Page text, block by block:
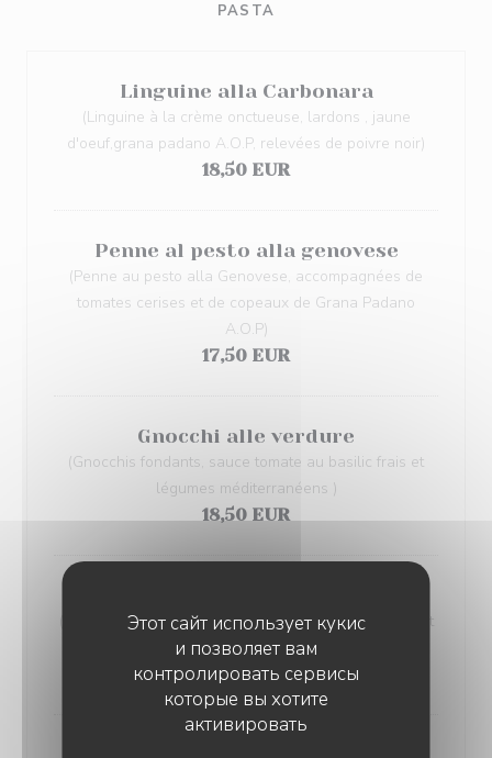
Этот сайт использует кукис
и позволяет вам
контролировать сервисы
которые вы хотите
активировать
PASTA
Linguine alla Carbonara
(Linguine à la crème onctueuse, lardons , jaune
d'oeuf,grana padano A.O.P, relevées de poivre noir)
18,50 EUR
Penne al pesto alla genovese
(Penne au pesto alla Genovese, accompagnées de
tomates cerises et de copeaux de Grana Padano
A.O.P)
17,50 EUR
Gnocchi alle verdure
(Gnocchis fondants, sauce tomate au basilic frais et
légumes méditerranéens )
18,50 EUR
(Penne nappées d’une sauce tomate relevée aux petit
piments rouges, sublimées par des olives noires)
17,50 EUR